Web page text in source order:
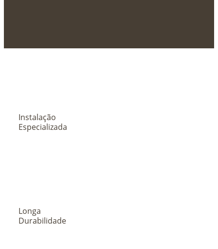
Instalação
Especializada
Longa
Durabilidade